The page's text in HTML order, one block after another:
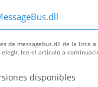
de messagebus.dll de la lista
elegir, lee el artículo a
disponibles